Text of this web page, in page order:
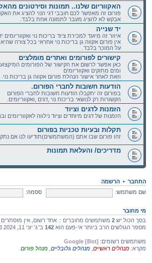
האקווריום שלנו.. תמונות וסירטונים
פורום זה מאפשר לכם חובבי דגי הנוי להציג את
אבקש לא להציג מעבר לתמונה אחת בלבד.
יד שנייה
איזור זה מיועד למכירת ציוד בריכות נוי ואקווריומים
אין פורום אקווה גן בריכות נוי אחראי בכל צורה
על המוכר בלבד.
קישורים לפורומים ואתרים מומלצים
כאן אפשר לרשום את הקישור של הפורומים
ומים מתוקים ואקווריומים
וזאת לאחר אישור הנהלת פורום אקווה גן בריכות נוי.
הודעות חשובות לחברי הפורום.
בפורום זה יתקבלו הודעות חשובות לחברי הפורום
הקשורות רק לנושאי בריכות נוי ,דגים ,ואקווריומים.
הזמנות לדגים וציוד
הזמנות של דגים מיוחדים וציוד נילווה לאקווריומים
תקלות ובעיות טכניות בפורום
זהו פורום שבו אתם (המשתמשים)תודיעו לנו אם
מדריכים/ והעלאת תמונות
התחבר • הרשמה
שם משתמש:
ססמה:
מי מחובר
בסך הכול יש 2 משתמשים מחוברים :: אחד רשום, אין מוסתרים ו־אורח
מספר הגולשים הרב ביותר אי-פעם הוא 142 ב־ג' יוני 11, 2024 1:33 pm
משתמשים רשומים: Google [Bot]
מקרא: מנהלים ראשיים מנהלים גלובליים מנהל פורום